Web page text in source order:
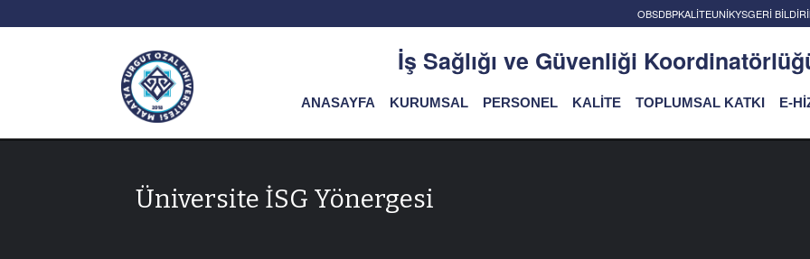
OBSDBPKALİTEUNİKYSGERİ
İş Sağlığı ve Güvenliği
ANASAYFA KURUMSAL PERSONEL KALİTE TOPLUMSAL KATKI E-
Üniversite İSG Yönergesi